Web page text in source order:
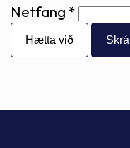
Netfang
Hætta við